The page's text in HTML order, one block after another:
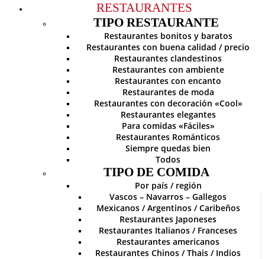
RESTAURANTES
TIPO RESTAURANTE
Restaurantes bonitos y baratos
Restaurantes con buena calidad / precio
Restaurantes clandestinos
Restaurantes con ambiente
Restaurantes con encanto
Restaurantes de moda
Restaurantes con decoración «Cool»
Restaurantes elegantes
Para comidas «Fáciles»
Restaurantes Románticos
Siempre quedas bien
Todos
TIPO DE COMIDA
Por país / región
Vascos – Navarros – Gallegos
Mexicanos / Argentinos / Caribeños
Restaurantes Japoneses
Restaurantes Italianos / Franceses
Restaurantes americanos
Restaurantes Chinos / Thais / Indios